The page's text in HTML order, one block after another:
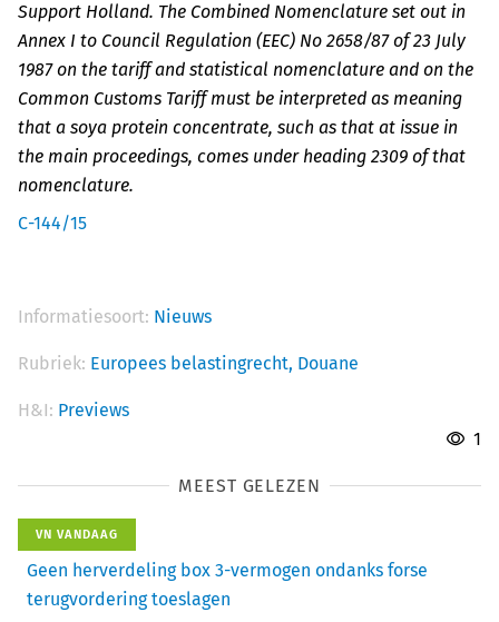
Support Holland. The Combined Nomenclature set out in
Annex I to Council Regulation (EEC) No 2658/87 of 23 July
1987 on the tariff and statistical nomenclature and on the
Common Customs Tariff must be interpreted as meaning
that a soya protein concentrate, such as that at issue in
the main proceedings, comes under heading 2309 of that
nomenclature.
C-144/15
Informatiesoort: Nieuws
Rubriek: Europees belastingrecht, Douane
H&I: Previews
1
MEEST GELEZEN
VN VANDAAG
Geen herverdeling box 3-vermogen ondanks forse
terugvordering toeslagen